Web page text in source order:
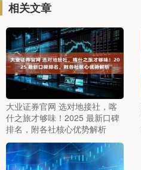
相关文章
大业证券官网 选对地接社，喀
什之旅才够味！2025 最新口碑
排名，附各社核心优势解析